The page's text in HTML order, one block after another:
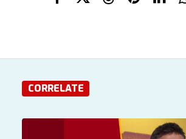
CORRELATE